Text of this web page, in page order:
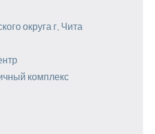
округа г. Чита
комплекс